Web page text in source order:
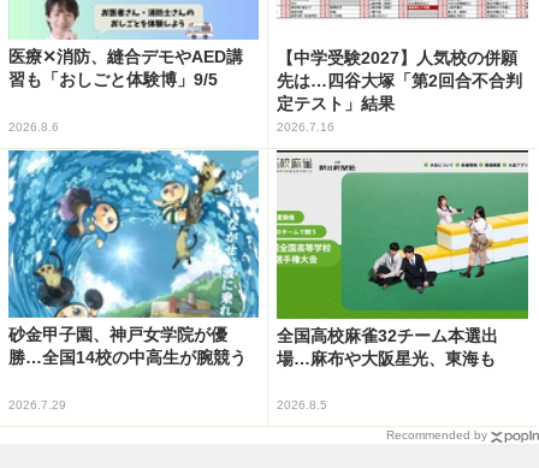
医療✕消防、縫合デモやAED講
習も「おしごと体験博」9/5
2026.8.6
【中学受験2027】人気校の併願
先は…四谷大塚「第2回合不合判
定テスト」結果
2026.7.16
砂金甲子園、神戸女学院が優
勝…全国14校の中高生が腕競う
2026.7.29
全国高校麻雀32チーム本選出
場…麻布や大阪星光、東海も
2026.8.5
Recommended by